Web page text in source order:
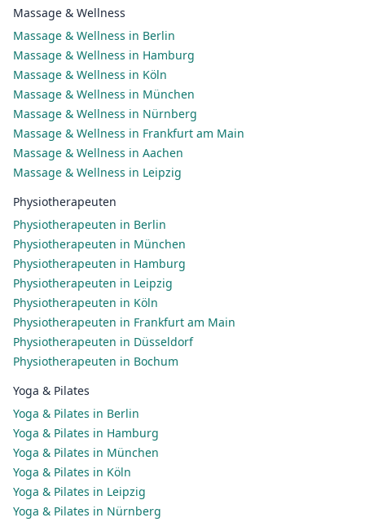
Massage & Wellness
Massage & Wellness in Berlin
Massage & Wellness in Hamburg
Massage & Wellness in Köln
Massage & Wellness in München
Massage & Wellness in Nürnberg
Massage & Wellness in Frankfurt am Main
Massage & Wellness in Aachen
Massage & Wellness in Leipzig
Physiotherapeuten
Physiotherapeuten in Berlin
Physiotherapeuten in München
Physiotherapeuten in Hamburg
Physiotherapeuten in Leipzig
Physiotherapeuten in Köln
Physiotherapeuten in Frankfurt am Main
Physiotherapeuten in Düsseldorf
Physiotherapeuten in Bochum
Yoga & Pilates
Yoga & Pilates in Berlin
Yoga & Pilates in Hamburg
Yoga & Pilates in München
Yoga & Pilates in Köln
Yoga & Pilates in Leipzig
Yoga & Pilates in Nürnberg